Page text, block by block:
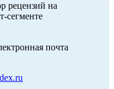
рецензий на
сегменте
почта